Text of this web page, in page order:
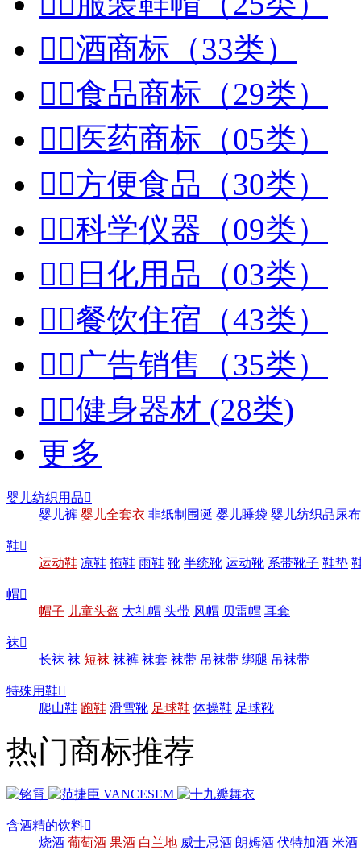
酒商标（33类）
食品商标（29类）
医药商标（05类）
方便食品（30类）
科学仪器（09类）
 日化用品（03类）
餐饮住宿（43类）
广告销售（35类）
健身器材 (28类)
更多
婴儿纺织用品
婴儿裤 婴儿全套衣 非纸制围涎 婴儿睡袋 婴儿纺织品尿布
鞋
运动鞋 凉鞋 拖鞋 雨鞋 靴 半统靴 运动靴 系带靴子 鞋垫
帽
帽子 儿童头盔 大礼帽 头带 风帽 贝雷帽 耳套
袜
长袜 袜 短袜 袜裤 袜套 袜带 吊袜带 绑腿 吊袜带
特殊用鞋
爬山鞋 跑鞋 滑雪靴 足球鞋 体操鞋 足球靴
热门商标推荐
含酒精的饮料
烧酒 葡萄酒 果酒 白兰地 威士忌酒 朗姆酒 伏特加酒 米酒